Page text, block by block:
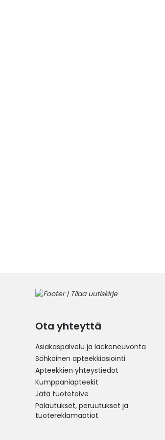
Ota yhteyttä
Asiakaspalvelu ja lääkeneuvonta
Sähköinen apteekkiasiointi
Apteekkien yhteystiedot
Kumppaniapteekit
Jätä tuotetoive
Palautukset, peruutukset ja
tuotereklamaatiot